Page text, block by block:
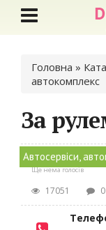
Ви є тут
Головна »
автокомплекс
За
Автосервіси,
Ще нема голосів
17051 0